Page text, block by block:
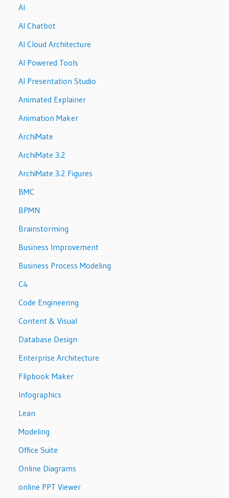
AI
AI Chatbot
AI Cloud Architecture
AI Powered Tools
AI Presentation Studio
Animated Explainer
Animation Maker
ArchiMate
ArchiMate 3.2
ArchiMate 3.2 Figures
BMC
BPMN
Brainstorming
Business Improvement
Business Process Modeling
C4
Code Engineering
Content & Visual
Database Design
Enterprise Architecture
Flipbook Maker
Infographics
Lean
Modeling
Office Suite
Online Diagrams
online PPT Viewer